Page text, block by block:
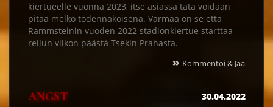
kiertueelle vuonna 2023, itse asiassa tätä voidaan
pitää melko todennäköisenä. Varmaa on se että
Rammsteinin vuoden 2022 stadionkiertue starttaa
reilun viikon päästä Tsekin Prahasta.
» Kommentoi & Jaa
ANGST
30.04.2022